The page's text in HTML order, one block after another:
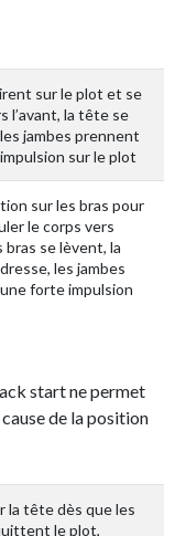
sur le plot et se
l’avant, la tête se
jambes prennent
sur le plot
sur les bras pour
le corps vers
bras se lèvent, la
les jambes
forte impulsion
start ne permet
de la position
la tête dès que les
le plot,